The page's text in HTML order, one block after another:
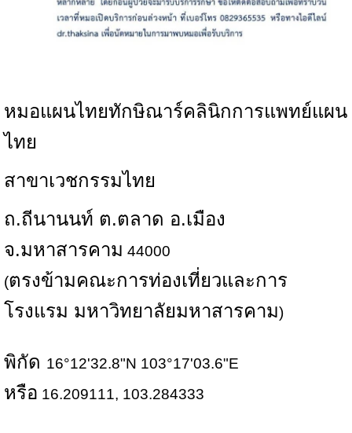
หมอแผนไทยทักษิณาร์คลินิกการแพทย์แผน
ไทย
สาขาเวชกรรมไทย
ถ.ถีนานนท์ ต.ตลาด อ.เมือง
จ.มหาสารคาม 44000
(ตรงข้ามคณะการท่องเที่ยวและการ
โรงแรม มหาวิทยาลัยมหาสารคาม)
พิกัด 16°12'32.8"N 103°17'03.6"E
หรือ 16.209111, 103.284333